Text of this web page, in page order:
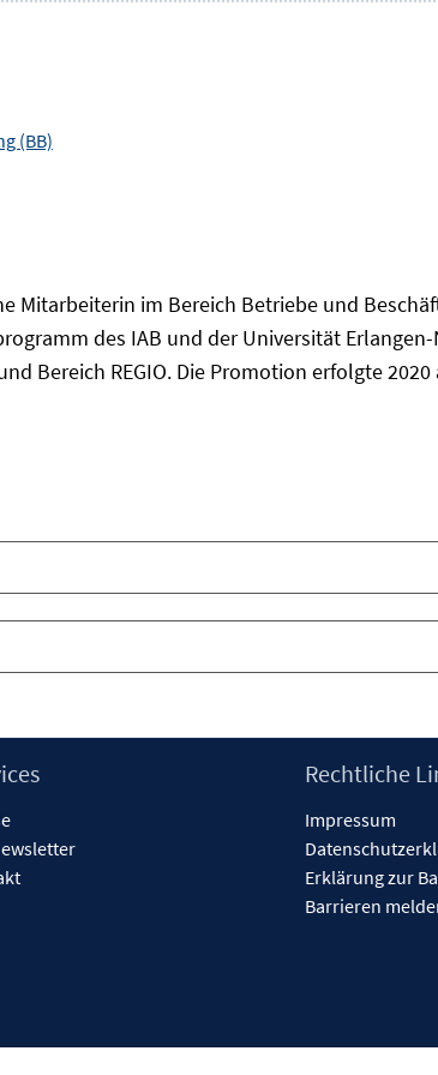
(BB)
Mitarbeiterin im Bereich Betriebe und
des IAB und der Universität
Bereich REGIO. Die Promotion erfolgte
Rechtliche
Impressum
Erklärung zur
Barrieren